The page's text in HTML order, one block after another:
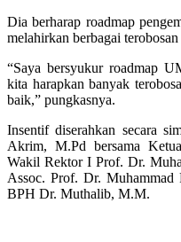
Dia berharap roadmap
melahirkan berbagai
“Saya bersyukur roadmap
kita harapkan banyak
baik,” pungkasnya.
Insentif diserahkan secara
Akrim, M.Pd bersama
Wakil Rektor I Prof. Dr.
Assoc. Prof. Dr. Muhammad
BPH Dr. Muthalib, M.M.